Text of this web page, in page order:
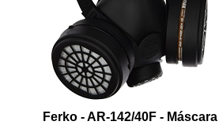
Ferko - AR-142/40F - Máscara